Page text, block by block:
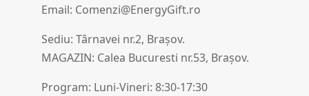
Email: Comenzi@EnergyGift.ro
Sediu: Târnavei nr.2, Brașov.
MAGAZIN: Calea Bucuresti nr.53, Brașov.
Program: Luni-Vineri: 8:30-17:30